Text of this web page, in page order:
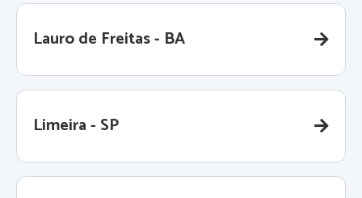
Lauro de Freitas - BA
Limeira - SP